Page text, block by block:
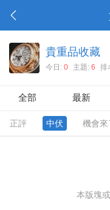
貴重品收藏
今日: 0 主題: 6 排
全部 最新
正評 中伏 機會來
本版塊